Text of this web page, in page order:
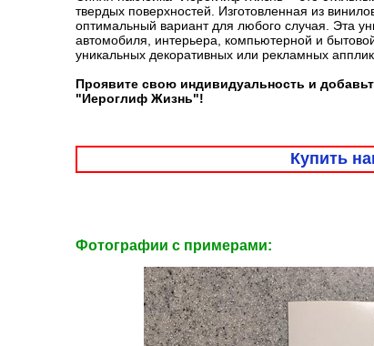
твердых поверхностей. Изготовленная из
оптимальный вариант для любого случая. Эта
автомобиля, интерьера, компьютерной и
уникальных декоративных или рекламных
Проявите свою индивидуальность и
"Иероглиф Жизнь"!
Купить
Фотографии c примерами: